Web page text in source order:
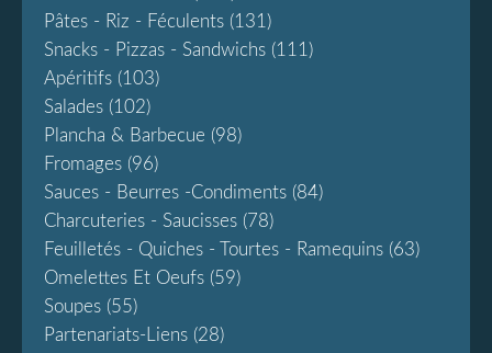
Pâtes - Riz - Féculents (131)
Snacks - Pizzas - Sandwichs (111)
Apéritifs (103)
Salades (102)
Plancha & Barbecue (98)
Fromages (96)
Sauces - Beurres -condiments (84)
Charcuteries - Saucisses (78)
Feuilletés - Quiches - Tourtes - Ramequins (63)
Omelettes Et Oeufs (59)
Soupes (55)
Partenariats-Liens (28)